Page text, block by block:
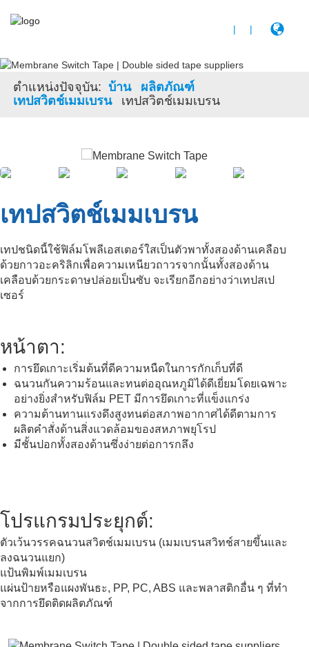
| |
ตําแหน่งปัจจุบัน: บ้าน
ผลิตภัณฑ์
เทปสวิตช์เมมเบรน
เทปสวิตช์เมมเบรน
เทปสวิตช์เมมเบรน
เทปชนิดนี้ใช้ฟิล์มโพลีเอสเตอร์ใสเป็นตัวพาทั้งสองด้านเคลือบ
ด้วยกาวอะคริลิกเพื่อความเหนียวถาวรจากนั้นทั้งสองด้าน
เคลือบด้วยกระดาษปล่อยเป็นซับ จะเรียกอีกอย่างว่าเทปสเป
เซอร์
หน้าตา:
การยึดเกาะเริ่มต้นที่ดีความหนืดในการกักเก็บที่ดี
ฉนวนกันความร้อนและทนต่ออุณหภูมิได้ดีเยี่ยมโดยเฉพาะ
อย่างยิ่งสําหรับฟิล์ม PET มีการยึดเกาะที่แข็งแกร่ง
ความต้านทานแรงดึงสูงทนต่อสภาพอากาศได้ดีตามการ
ผลิตคําสั่งด้านสิ่งแวดล้อมของสหภาพยุโรป
มีชั้นปอกทั้งสองด้านซึ่งง่ายต่อการกลึง
โปรแกรมประยุกต์:
ตัวเว้นวรรคฉนวนสวิตช์เมมเบรน (เมมเบรนสวิทช์สายขึ้นและ
ลงฉนวนแยก)
แป้นพิมพ์เมมเบรน
แผ่นป้ายหรือแผงพันธะ, PP, PC, ABS และพลาสติกอื่น ๆ ที่ทํา
จากการยึดติดผลิตภัณฑ์